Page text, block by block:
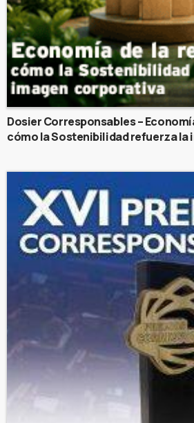
Dosier Corresponsables –
cómo la Sostenibilidad refuerza la